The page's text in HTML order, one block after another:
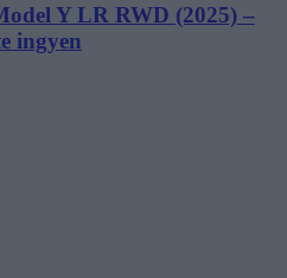
Y LR RWD (2025) –
ingyen